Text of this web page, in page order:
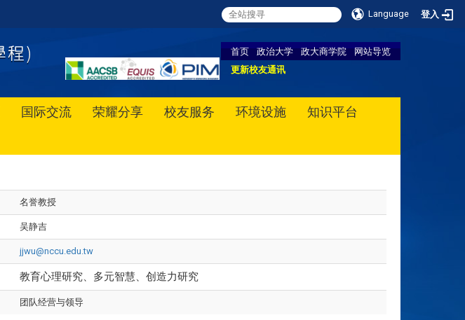
Language 登入
首页 政治大学 政大商学院
网站导览
更新校友通讯
国际交流 荣耀分享 校友服务 环境设施
知识平台
名誉教授
吴静吉
jjwu@nccu.edu.tw
教育心理研究、多元智慧、创造力研究
团队经营与领导